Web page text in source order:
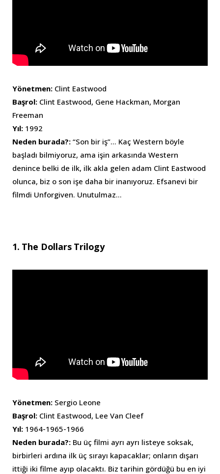
Yönetmen: Clint Eastwood
Başrol: Clint Eastwood, Gene Hackman, Morgan
Freeman
Yıl: 1992
Neden burada?: “Son bir iş”… Kaç Western böyle
başladı bilmiyoruz, ama işin arkasında Western
denince belki de ilk, ilk akla gelen adam Clint Eastwood
olunca, biz o son işe daha bir inanıyoruz. Efsanevi bir
filmdi Unforgiven. Unutulmaz…
1. The Dollars Trilogy
Yönetmen: Sergio Leone
Başrol: Clint Eastwood, Lee Van Cleef
Yıl: 1964-1965-1966
Neden burada?: Bu üç filmi ayrı ayrı listeye soksak,
birbirleri ardına ilk üç sırayı kapacaklar; onların dışarı
ittiği iki filme ayıp olacaktı. Biz tarihin gördüğü bu en iyi